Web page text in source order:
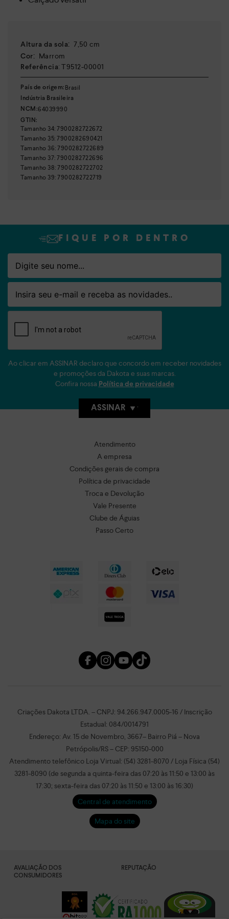
Altura da sola: 7,50 cm
Cor: Marrom
Referência: T9512-00001
País de origem: Brasil
Indústria Brasileira
NCM:64039990
GTIN:
Tamanho 34:7900282722672
Tamanho 35:7900282690421
Tamanho 36:7900282722689
Tamanho 37:7900282722696
Tamanho 38:7900282722702
Tamanho 39:7900282722719
FIQUE POR DENTRO
Nome
Email
Ao clicar em ASSINAR declaro que concordo em receber novidades
e promoções da Dakota e suas marcas.
Confira nossa Política de privacidade
ASSINAR
Atendimento
A empresa
Condições gerais de compra
Política de privacidade
Troca e Devolução
Vale Presente
Clube de Águias
Passo Certo
Criações Dakota LTDA. – CNPJ: 94.266.947.0005-16 / Inscrição
Estadual: 084/0014791
Endereço: Av. 15 de Novembro, 3667– Bairro Piá – Nova
Petrópolis/RS – CEP: 95150-000
Atendimento telefônico Loja Virtual: (54) 3281-8070 / Loja Física (54)
3281-8090 (de segunda a quinta-feira das 07:20 às 11:50 e 13:00 às
17:30; sexta-feira das 07:20 às 11:50 e 13:00 às 16:30)
Central de atendimento
Mapa do site
AVALIAÇÃO DOS
CONSUMIDORES
REPUTAÇÃO